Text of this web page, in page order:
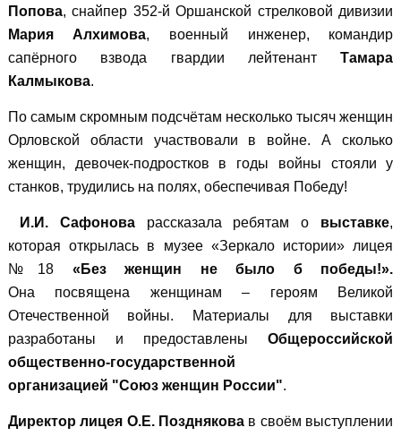
Попова, снайпер 352-й Оршанской стрелковой дивизии
Мария Алхимова, военный инженер, командир
сапёрного взвода гвардии лейтенантТамара
Калмыкова.
По самым скромным подсчётам несколько тысяч женщин
Орловской области участвовали в войне. А сколько
женщин, девочек-подростков в годы войны стояли у
станков, трудились на полях, обеспечивая Победу!
И.И. Сафоноварассказала ребятам о выставке,
которая открылась в музее «Зеркало истории» лицея
№18 «Без женщин не было б победы!».
Она посвящена женщинам – героям Великой
Отечественной войны. Материалы для выставки
разработаны и предоставлены Общероссийской
общественно-государственной
организацией "Союз женщин России".
Директор лицея О.Е. Позднякова в своём выступлении